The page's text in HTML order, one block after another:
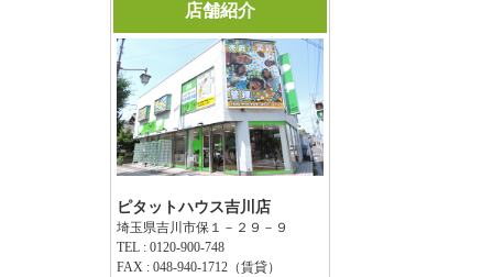
店舗紹介
ピタットハウス吉川店
埼玉県吉川市保１－２９－９
TEL : 0120-900-748
FAX : 048-940-1712（賃貸）